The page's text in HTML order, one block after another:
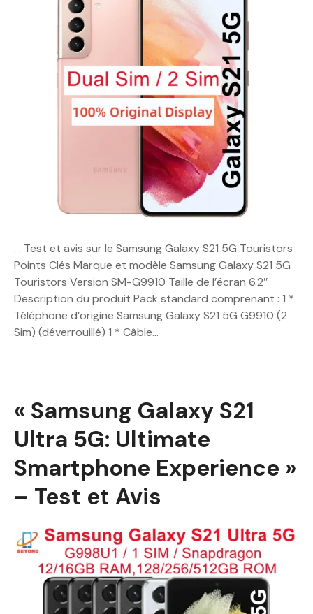
. . Test et avis sur le Samsung Galaxy S21 5G Touristors
Points Clés Marque et modèle Samsung Galaxy S21 5G
Touristors Version SM-G9910 Taille de l’écran 6.2″
Description du produit Pack standard comprenant : 1 *
Téléphone d’origine Samsung Galaxy S21 5G G9910 (2
Sim) (déverrouillé) 1 * Câble…
« Samsung Galaxy S21
Ultra 5G: Ultimate
Smartphone Experience »
– Test et Avis